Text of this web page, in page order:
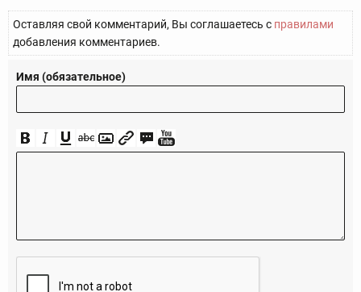
Оставляя свой комментарий, Вы соглашаетесь с правилами
добавления комментариев.
Имя (обязательное)